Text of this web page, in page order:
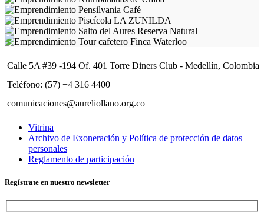
Calle 5A #39 -194 Of. 401 Torre Diners Club - Medellín, Colombia
Teléfono: (57) +4 316 4400
comunicaciones@aureliollano.org.co
Vitrina
Archivo de Exoneración y Política de protección de datos
personales
Reglamento de participación
Regístrate en nuestro newsletter